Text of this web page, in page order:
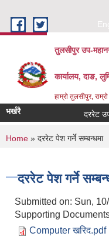
तुलसीपुर उप-
कार्यालय, दाङ,
हाम्रो तुलसीपुर,
भर्खरै दररेट
You are here
Home » दररेट पेश गर्ने सम्बन्धमा
दररेट पेश गर्ने
Submitted on: Sun,
Supporting
Computer खरिद.pdf